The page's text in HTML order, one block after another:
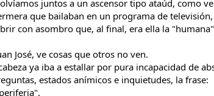
juntos a un ascensor tipo ataúd, como
que bailaban en un programa de
con asombro que, al final, era ella la
José, ve cosas que otros no ven.
ya iba a estallar por pura incapacidad de
estados anímicos e inquietudes, la frase: